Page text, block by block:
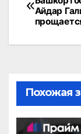
поАйдар
Похожая